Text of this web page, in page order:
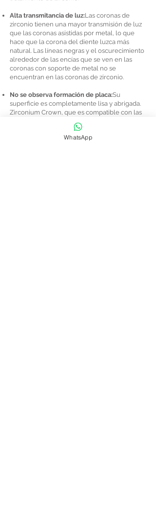
Alta transmitancia de luz:Las coronas de
zirconio tienen una mayor transmisión de luz
que las coronas asistidas por metal, lo que
hace que la corona del diente luzca más
natural. Las líneas negras y el oscurecimiento
alrededor de las encías que se ven en las
coronas con soporte de metal no se
encuentran en las coronas de zirconio.
No se observa formación de placa:Su
superficie es completamente lisa y abrigada.
Zirconium Crown, que es compatible con las
encías, también se aplica de manera confiable
en pacientes propensos a trastornos
WhatsApp